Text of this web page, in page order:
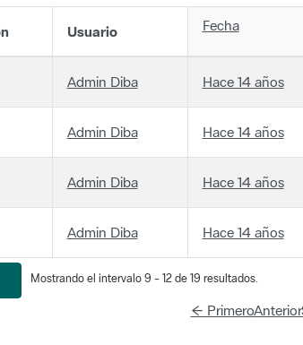
Usuario Fecha
Admin Diba Hace 14 años
Admin Diba Hace 14 años
Admin Diba Hace 14 años
Admin Diba Hace 14 años
Mostrando el intervalo 9 - 12 de 19 resultados.
← PrimeroAnterior